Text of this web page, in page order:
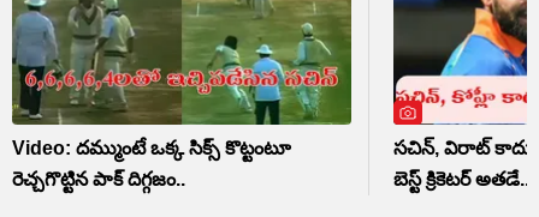
Video: దమ్ముంటే ఒక్క సిక్స్ కొట్టంటూ
రెచ్చగొట్టిన పాక్ దిగ్గజం..
సచిన్, విరాట్
బెస్ట్ క్రికెటర్ అతడే..